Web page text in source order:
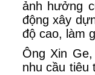
ảnh hưởng
động xây
độ cao, làm
Ông Xin
nhu cầu tiêu